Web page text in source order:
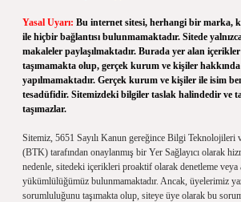
Yasal Uyarı: Bu internet sitesi, herhangi bir marka,
ile hiçbir bağlantısı bulunmamaktadır. Sitede
makaleler paylaşılmaktadır. Burada yer alan
taşımamakta olup, gerçek kurum ve kişiler hakkında
yapılmamaktadır. Gerçek kurum ve kişiler ile isim
tesadüfidir. Sitemizdeki bilgiler taslak halindedir ve
taşımazlar.
Sitemiz, 5651 Sayılı Kanun gereğince Bilgi
(BTK) tarafından onaylanmış bir Yer Sağlayıcı olarak
nedenle, sitedeki içerikleri proaktif olarak denetleme veya
yükümlülüğümüz bulunmamaktadır. Ancak, üyelerimiz
sorumluluğunu taşımakta olup, siteye üye olarak bu